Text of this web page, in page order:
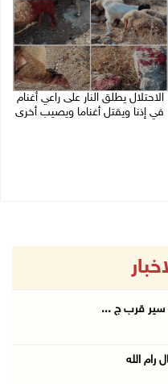
الاحتلال يطلق النار على راعي أغنام
في إذنا ويقتل أغناما ويصيب أخرى
سير قرب ج ...
الله